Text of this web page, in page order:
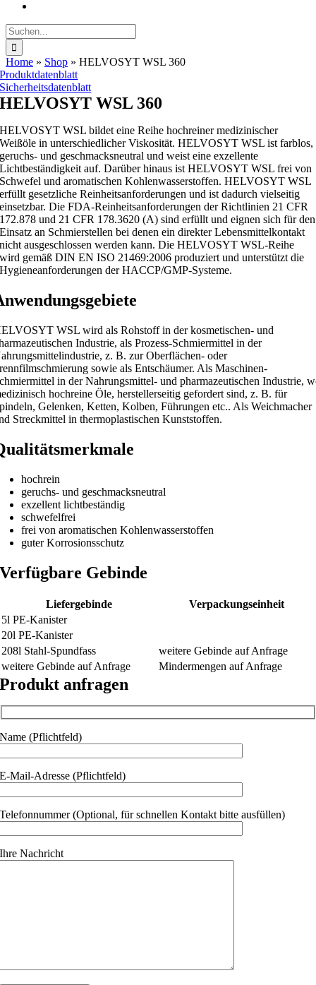
Suche
nach:
Home » Shop » HELVOSYT WSL 360
Produktdatenblatt
Sicherheitsdatenblatt
HELVOSYT WSL 360
HELVOSYT WSL bildet eine Reihe hochreiner medizinischer
Weißöle in unterschiedlicher Viskosität. HELVOSYT WSL ist farblos,
geruchs- und geschmacksneutral und weist eine exzellente
Lichtbeständigkeit auf. Darüber hinaus ist HELVOSYT WSL frei von
Schwefel und aromatischen Kohlenwasserstoffen. HELVOSYT WSL
erfüllt gesetzliche Reinheitsanforderungen und ist dadurch vielseitig
einsetzbar. Die FDA-Reinheitsanforderungen der Richtlinien 21 CFR
172.878 und 21 CFR 178.3620 (A) sind erfüllt und eignen sich für den
Einsatz an Schmierstellen bei denen ein direkter Lebensmittelkontakt
nicht ausgeschlossen werden kann. Die HELVOSYT WSL-Reihe
wird gemäß DIN EN ISO 21469:2006 produziert und unterstützt die
Hygieneanforderungen der HACCP/GMP-Systeme.
WSL wird als Rohstoff in der kosmetischen- und
Industrie, als Prozess-Schmiermittel in der
z. B. zur Oberflächen- oder
sowie als Entschäumer. Als Maschinen-
in der Nahrungsmittel- und pharmazeutischen Industrie,
hochreine Öle, herstellerseitig gefordert sind, z. B. für
Gelenken, Ketten, Kolben, Führungen etc.. Als Weichmacher
Streckmittel in thermoplastischen Kunststoffen.
hochrein
geruchs- und geschmacksneutral
exzellent lichtbeständig
schwefelfrei
frei von aromatischen Kohlenwasserstoffen
guter Korrosionsschutz
Verfügbare Gebinde
Liefergebinde
Verpackungseinheit
5l PE-Kanister
20l PE-Kanister
208l Stahl-Spundfass
weitere Gebinde auf Anfrage
weitere Gebinde auf Anfrage
Mindermengen auf Anfrage
Produkt anfragen
Name (Pflichtfeld)
E-Mail-Adresse (Pflichtfeld)
Telefonnummer (Optional, für schnellen Kontakt bitte ausfüllen)
Ihre Nachricht